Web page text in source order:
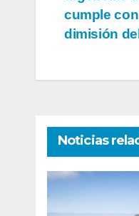
de
cumple
dimisión
Noticias